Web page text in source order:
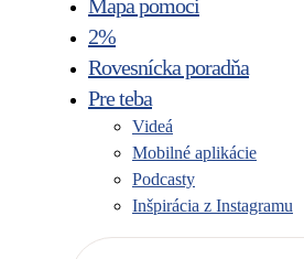
Mapa pomoci
2%
Rovesnícka poradňa
Pre teba
Videá
Mobilné aplikácie
Podcasty
Inšpirácia z Instagramu